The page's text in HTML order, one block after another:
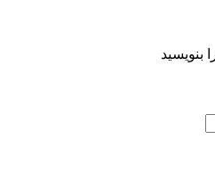
بنویسید